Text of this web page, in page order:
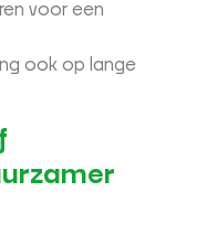
voor een
ook op lange